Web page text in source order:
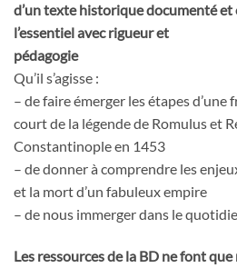
d’un texte historique documenté et
l’essentiel avec rigueur et
pédagogie
Qu’il s’agisse :
– de faire émerger les étapes
court de la légende de Romulus et
Constantinople en 1453
– de donner à comprendre les
et la mort d’un fabuleux empire
– de nous immerger dans le
Les ressources de la BD ne font